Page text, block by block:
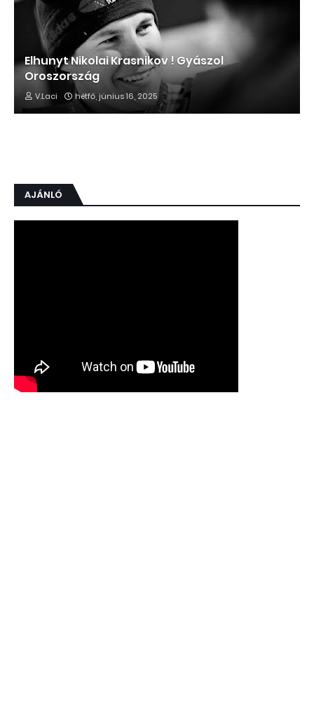
Elhunyt Nikolai Krasnikov ! Gyászol
Oroszország
V.Laci hétfő, június 16, 2025
AJÁNLÓ